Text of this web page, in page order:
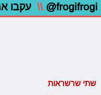
@frogifrogi
\\ עקבו
שתי שרשראות